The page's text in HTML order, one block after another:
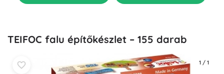
TEIFOC falu építőkészlet – 155 darab
1 / 1